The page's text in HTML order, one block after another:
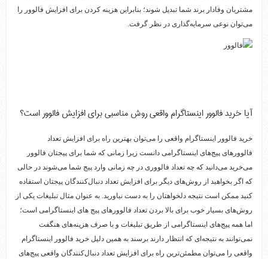
مشتریان وفادار برند شما تبدیل شوند؛ بنابراین هزینه کردن برای افزایش فالوور را
می‌توان نوعی سرمایه‌گذاری در نظر گرفت.
آیا خرید فالوور اینستاگرام واقعی روش مناسبی برای افزایش فالوور است؟
خرید فالوور اینستاگرام واقعی را می‌توان بهترین راه برای افزایش تعداد
فالوورهای پیج‌های اینستاگرامی دانست زیرا زمانی که شما برای پیجتان فالوور
می‌خرید می‌دانید که چه تعداد فالووری در چه زمانی وارد پیج شما می‌شوند در حالی
که اگر بخواهید از روش‌های دیگر برای افزایش تعداد دنبال‌کنندگان پیجتان استفاده
کنید ممکن است نتیجه دلخواهتان را به دست نیاورید. به عنوان مثال تبلیغات یکی از
روش‌های بسیار خوب برای بالا بردن تعداد فالوورهای پیج های اینستاگرامی است؛
اما همه پیج‌های اینستاگرامی از طریق تبلیغات و با صرف هزینه‌های هنگفت
نمی‌توانند به نتیجه‌ای که انتظار دارند برسند به همین دلیل خرید فالوور اینستاگرام
واقعی را می‌توان مطمئن‌ترین راه برای افزایش تعداد دنبال‌کنندگان واقعی پیج‌های